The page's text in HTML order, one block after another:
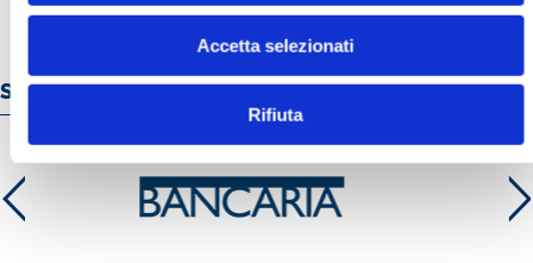
Accetta selezionati
Rifiuta
Servizi e prodotti online